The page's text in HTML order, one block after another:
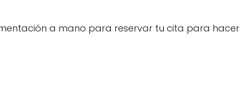
a mano para reservar tu cita para hacer